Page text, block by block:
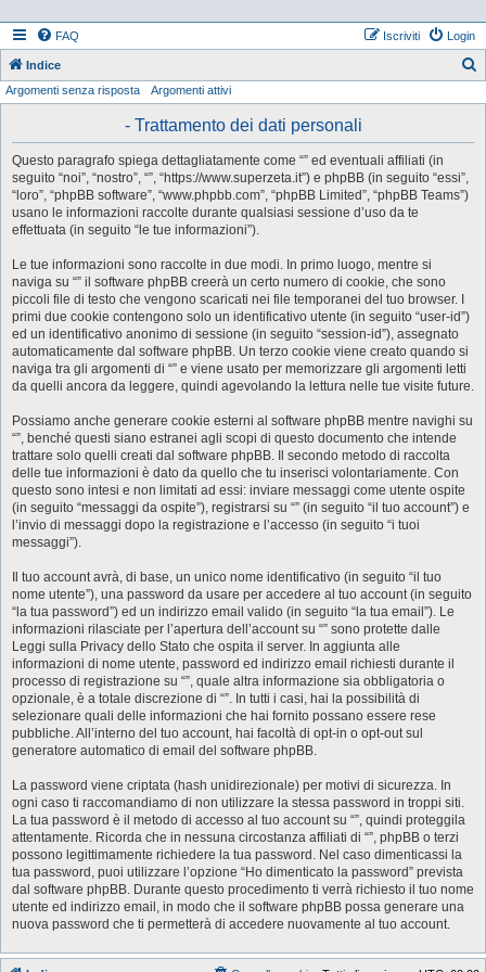
FAQ Login
Iscriviti
Indice
Argomenti senza risposta Argomenti attivi
- Trattamento dei dati personali
Questo paragrafo spiega dettagliatamente come “” ed eventuali affiliati (in
seguito “noi”, “nostro”, “”, “https://www.superzeta.it”) e phpBB (in seguito “essi”,
“loro”, “phpBB software”, “www.phpbb.com”, “phpBB Limited”, “phpBB Teams”)
usano le informazioni raccolte durante qualsiasi sessione d’uso da te
effettuata (in seguito “le tue informazioni”).
Le tue informazioni sono raccolte in due modi. In primo luogo, mentre si
naviga su “” il software phpBB creerà un certo numero di cookie, che sono
piccoli file di testo che vengono scaricati nei file temporanei del tuo browser. I
primi due cookie contengono solo un identificativo utente (in seguito “user-id”)
ed un identificativo anonimo di sessione (in seguito “session-id”), assegnato
automaticamente dal software phpBB. Un terzo cookie viene creato quando si
naviga tra gli argomenti di “” e viene usato per memorizzare gli argomenti letti
da quelli ancora da leggere, quindi agevolando la lettura nelle tue visite future.
Possiamo anche generare cookie esterni al software phpBB mentre navighi su
“”, benché questi siano estranei agli scopi di questo documento che intende
trattare solo quelli creati dal software phpBB. Il secondo metodo di raccolta
delle tue informazioni è dato da quello che tu inserisci volontariamente. Con
questo sono intesi e non limitati ad essi: inviare messaggi come utente ospite
(in seguito “messaggi da ospite”), registrarsi su “” (in seguito “il tuo account”) e
l’invio di messaggi dopo la registrazione e l’accesso (in seguito “i tuoi
messaggi”).
Il tuo account avrà, di base, un unico nome identificativo (in seguito “il tuo
nome utente”), una password da usare per accedere al tuo account (in seguito
“la tua password”) ed un indirizzo email valido (in seguito “la tua email”). Le
informazioni rilasciate per l’apertura dell’account su “” sono protette dalle
Leggi sulla Privacy dello Stato che ospita il server. In aggiunta alle
informazioni di nome utente, password ed indirizzo email richiesti durante il
processo di registrazione su “”, quale altra informazione sia obbligatoria o
opzionale, è a totale discrezione di “”. In tutti i casi, hai la possibilità di
selezionare quali delle informazioni che hai fornito possano essere rese
pubbliche. All’interno del tuo account, hai facoltà di opt-in o opt-out sul
generatore automatico di email del software phpBB.
La password viene criptata (hash unidirezionale) per motivi di sicurezza. In
ogni caso ti raccomandiamo di non utilizzare la stessa password in troppi siti.
La tua password è il metodo di accesso al tuo account su “”, quindi proteggila
attentamente. Ricorda che in nessuna circostanza affiliati di “”, phpBB o terzi
possono legittimamente richiedere la tua password. Nel caso dimenticassi la
tua password, puoi utilizzare l’opzione “Ho dimenticato la password” prevista
dal software phpBB. Durante questo procedimento ti verrà richiesto il tuo nome
utente ed indirizzo email, in modo che il software phpBB possa generare una
nuova password che ti permetterà di accedere nuovamente al tuo account.